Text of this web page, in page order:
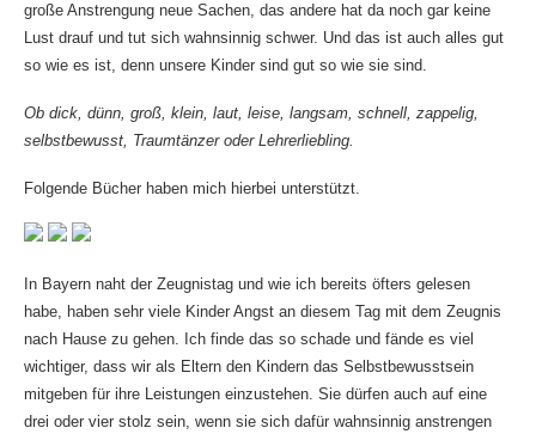
große Anstrengung neue Sachen, das andere hat da noch gar keine
Lust drauf und tut sich wahnsinnig schwer. Und das ist auch alles gut
so wie es ist, denn unsere Kinder sind gut so wie sie sind.
Ob dick, dünn, groß, klein, laut, leise, langsam, schnell, zappelig,
selbstbewusst, Traumtänzer oder Lehrerliebling.
Folgende Bücher haben mich hierbei unterstützt.
In Bayern naht der Zeugnistag und wie ich bereits öfters gelesen
habe, haben sehr viele Kinder Angst an diesem Tag mit dem Zeugnis
nach Hause zu gehen. Ich finde das so schade und fände es viel
wichtiger, dass wir als Eltern den Kindern das Selbstbewusstsein
mitgeben für ihre Leistungen einzustehen. Sie dürfen auch auf eine
drei oder vier stolz sein, wenn sie sich dafür wahnsinnig anstrengen